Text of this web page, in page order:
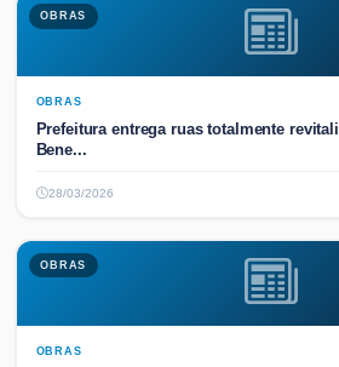
OBRAS
OBRAS
Prefeitura entrega ruas totalmente
Bene...
28/03/2026
OBRAS
OBRAS